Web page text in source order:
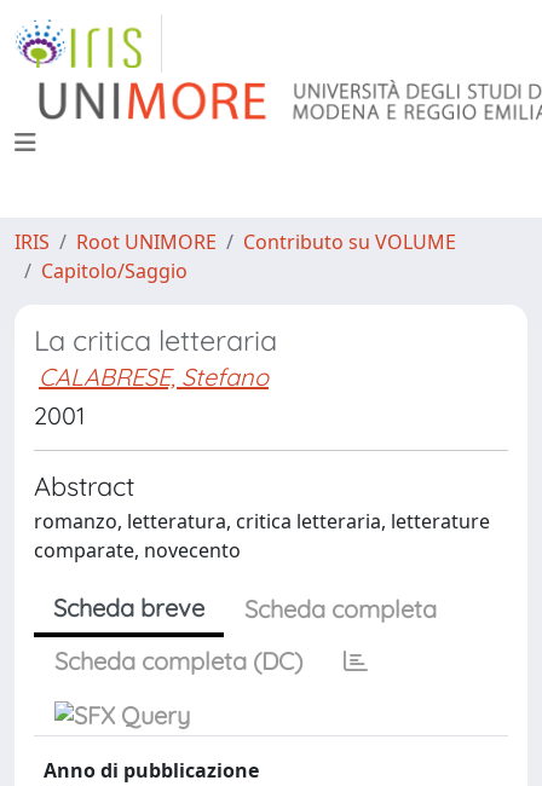
IRIS Root UNIMORE
Contributo su VOLUME
Capitolo/Saggio
La critica letteraria
CALABRESE, Stefano
2001
Abstract
romanzo, letteratura, critica letteraria, letterature
comparate, novecento
Scheda breve
Scheda completa
Scheda completa (DC)
Anno di pubblicazione